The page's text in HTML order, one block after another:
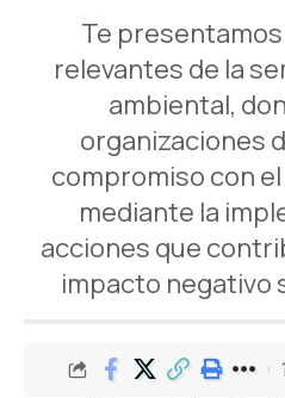
Te
relevantes de la
ambiental,
organizaciones
compromiso con
mediante la
acciones que
impacto negativo